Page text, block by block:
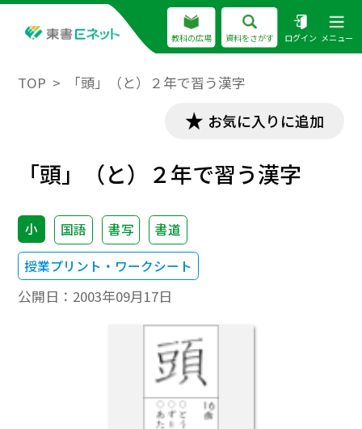
教科の広場 資料をさがす ログイン メニュー
TOP 「頭」（と）２年で習う漢字
お気に入りに追加
「頭」（と）２年で習う漢字
小 国語 書写
書道
授業プリント・ワークシート
公開日： 2003年09月17日